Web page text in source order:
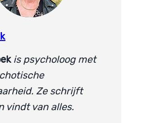
is psycholoog met
Ze schrijft
vindt van alles.